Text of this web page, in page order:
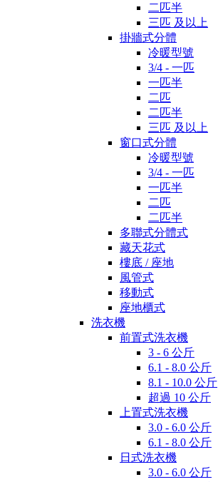
二匹半
三匹 及以上
掛牆式分體
冷暖型號
3/4 - 一匹
一匹半
二匹
二匹半
三匹 及以上
窗口式分體
冷暖型號
3/4 - 一匹
一匹半
二匹
二匹半
多聯式分體式
藏天花式
樓底 / 座地
風管式
移動式
座地櫃式
洗衣機
前置式洗衣機
3 - 6 公斤
6.1 - 8.0 公斤
8.1 - 10.0 公斤
超過 10 公斤
上置式洗衣機
3.0 - 6.0 公斤
6.1 - 8.0 公斤
日式洗衣機
3.0 - 6.0 公斤